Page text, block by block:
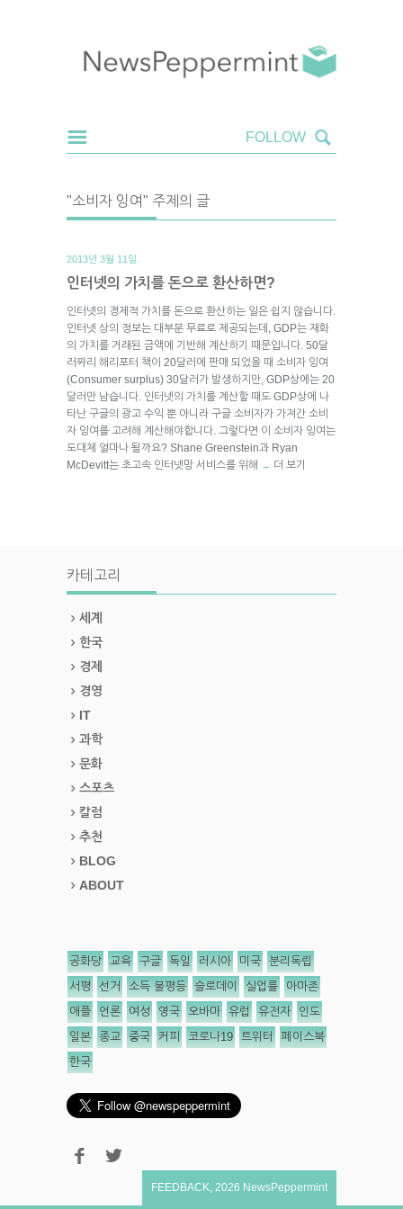
"소비자 잉여" 주제의 글
2013년 3월 11일.
인터넷의 가치를 돈으로 환산하면?
인터넷의 경제적 가치를 돈으로 환산하는 일은 쉽지 않습니다.
인터넷 상의 정보는 대부분 무료로 제공되는데, GDP는 재화
의 가치를 거래된 금액에 기반해 계산하기 때문입니다. 50달
러짜리 해리포터 책이 20달러에 판매 되었을 때 소비자 잉여
(Consumer surplus) 30달러가 발생하지만, GDP상에는 20
달러만 남습니다. 인터넷의 가치를 계산할 때도 GDP상에 나
타난 구글의 광고 수익 뿐 아니라 구글 소비자가 가져간 소비
자 잉여를 고려해 계산해야합니다. 그렇다면 이 소비자 잉여는
도대체 얼마나 될까요? Shane Greenstein과 Ryan
McDevitt는 초고속 인터넷망 서비스를 위해 → 더 보기
카테고리
세계
한국
경제
경영
IT
과학
문화
스포츠
칼럼
추천
BLOG
ABOUT
공화당 교육 구글 독일 러시아 미국 분리독립
서평 선거 소득 불평등 슬로데이 실업률 아마존
애플 언론 여성 영국 오바마 유럽 유전자 인도
일본 종교 중국 커피 코로나19 트위터 페이스북
한국
FEEDBACK 2026 NewsPeppermint